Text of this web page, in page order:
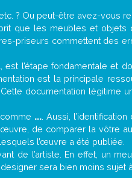
etc. ? Ou peut-être avez-vous
que les meubles et objets
priseurs commettent des
est l’étape fondamentale et
est la principale
documentation légitime
.... Aussi,
de comparer la vôtre
l’œuvre a été publiée.
de l’artiste. En effet, un
sera bien moins sujet